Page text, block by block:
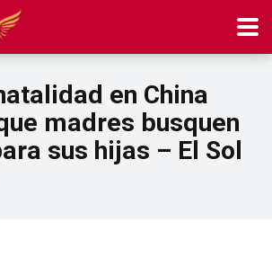
en China
madres busquen
sus hijas – El Sol